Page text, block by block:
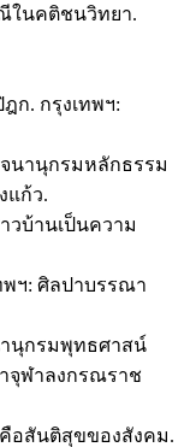
ในคติชนวิทยา.
ก. กรุงเทพฯ:
นานุกรมหลักธรรม
แก้ว.
วบ้านเป็นความ
พฯ: ศิลปาบรรณา
านุกรมพุทธศาสน์
จุฬาลงกรณราช
คือสันติสุขของสังคม.